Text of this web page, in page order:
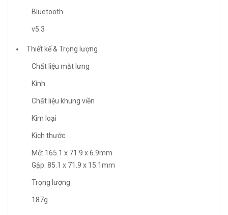
Bluetooth
v5.3
Thiết kế & Trọng lượng
Chất liệu mặt lưng
Kính
Chất liệu khung viền
Kim loại
Kích thước
Mở: 165.1 x 71.9 x 6.9mm
Gập: 85.1 x 71.9 x 15.1mm
Trọng lượng
187g